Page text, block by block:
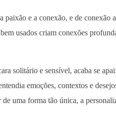
paixão e a conexão, e de conexão
usados criam conexões
solitário e sensível, acaba se
emoções, contextos e
uma forma tão única, a